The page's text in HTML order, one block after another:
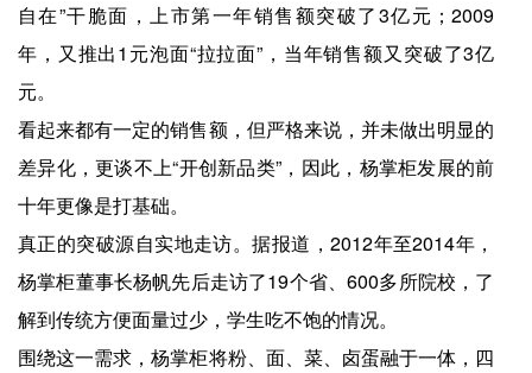
自在”干脆面，上市第一年销售额突破了3亿元；2009
年，又推出1元泡面“拉拉面”，当年销售额又突破了3亿
元。
看起来都有一定的销售额，但严格来说，并未做出明显的
差异化，更谈不上“开创新品类”，因此，杨掌柜发展的前
十年更像是打基础。
真正的突破源自实地走访。据报道，2012年至2014年，
杨掌柜董事长杨帆先后走访了19个省、600多所院校，了
解到传统方便面量过少，学生吃不饱的情况。
围绕这一需求，杨掌柜将粉、面、菜、卤蛋融于一体，四